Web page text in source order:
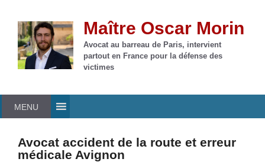
contenu
Maître Oscar Morin
Avocat au barreau de Paris, intervient
partout en France pour la défense des
victimes
MENU
Avocat accident de la route et erreur
médicale Avignon